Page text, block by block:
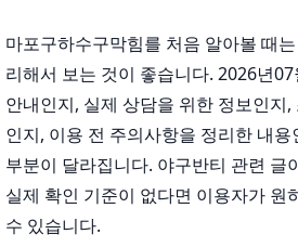
마포구하수구막힘를 처음 알아볼 때
리해서 보는 것이 좋습니다. 2026년
안내인지, 실제 상담을 위한 정보인지
인지, 이용 전 주의사항을 정리한 내
부분이 달라집니다. 야구반티 관련 글
실제 확인 기준이 없다면 이용자가 원
수 있습니다.